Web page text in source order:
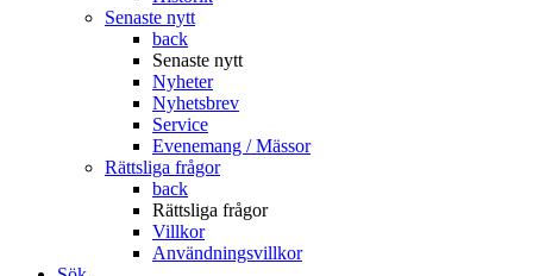
Senaste nytt
back
Senaste nytt
Nyheter
Nyhetsbrev
Service
Evenemang / Mässor
Rättsliga frågor
back
Rättsliga frågor
Villkor
Användningsvillkor